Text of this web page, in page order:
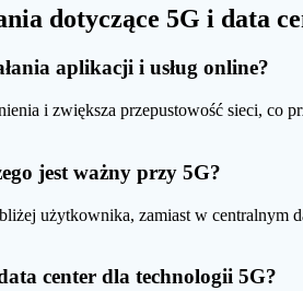
dotyczące 5G i data
aplikacji i usług online?
i zwiększa przepustowość sieci, co
jest ważny przy 5G?
użytkownika, zamiast w centralnym
center dla technologii 5G?